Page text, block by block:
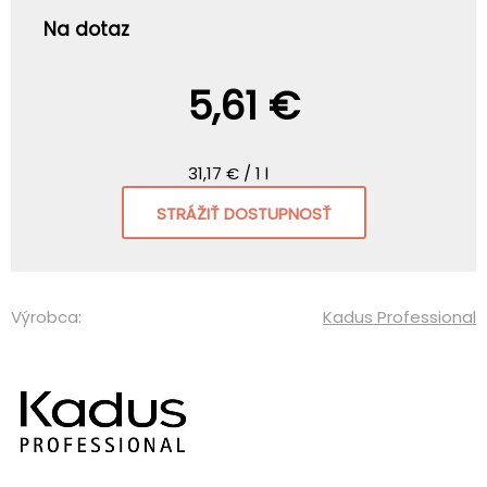
Na dotaz
5,61 €
31,17 € / 1 l
STRÁŽIŤ DOSTUPNOSŤ
Výrobca: Kadus Professional